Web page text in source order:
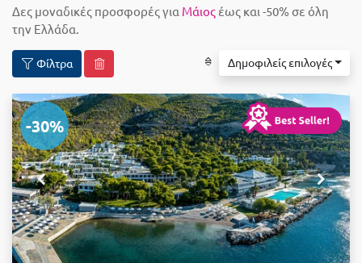
Δες μοναδικές προσφορές για Μάιος έως και -50% σε όλη
την Ελλάδα.
Φίλτρα Δημοφιλείς επιλογές
-30%